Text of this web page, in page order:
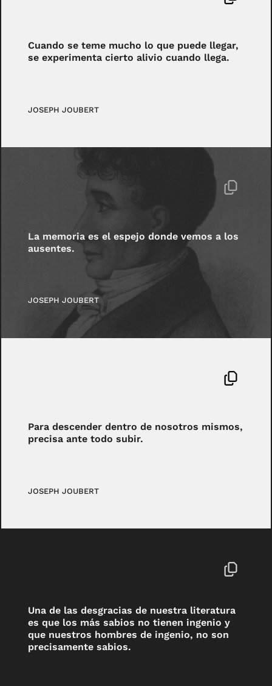
Cuando se teme mucho lo que puede llegar,
se experimenta cierto alivio cuando llega.
JOSEPH JOUBERT
La memoria es el espejo donde vemos a los
ausentes.
JOSEPH JOUBERT
Para descender dentro de nosotros mismos,
precisa ante todo subir.
JOSEPH JOUBERT
Una de las desgracias de nuestra literatura
es que los más sabios no tienen ingenio y
que nuestros hombres de ingenio, no son
precisamente sabios.